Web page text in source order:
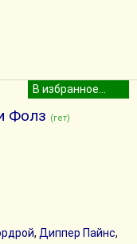
Фолз (гет)
, Диппер Пайнс,